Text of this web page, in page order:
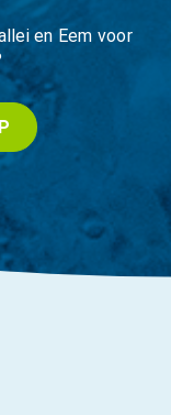
en Eem voor